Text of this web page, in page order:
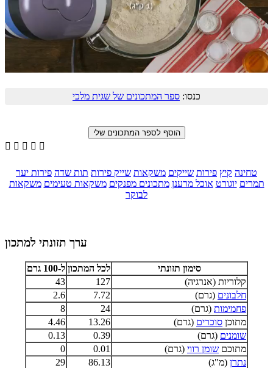
כנסו: ספר המתכונים של שגית מלכי
    
טחינה קיץ פירות שייקים משקאות שייק פירות תות שדה פירות יער
תמרים יוגורט אוכל מרענן מתכונים מפנקים משקאות טעימים משקאות
לבוקר
ערך תזונתי למתכון
סימון תזונתי לכל המתכון ל-100 גרם
קלוריות (אנרגיה)
127
43
חלבונים (גרם) 7.72
2.6
פחמימות (גרם) 24
8
מתוכן סוכרים (גרם) 13.26
4.46
שומנים (גרם) 0.39
0.13
מתוכם שומן רווי (גרם) 0.01
0
נתרן (מ"ג) 86.13
29